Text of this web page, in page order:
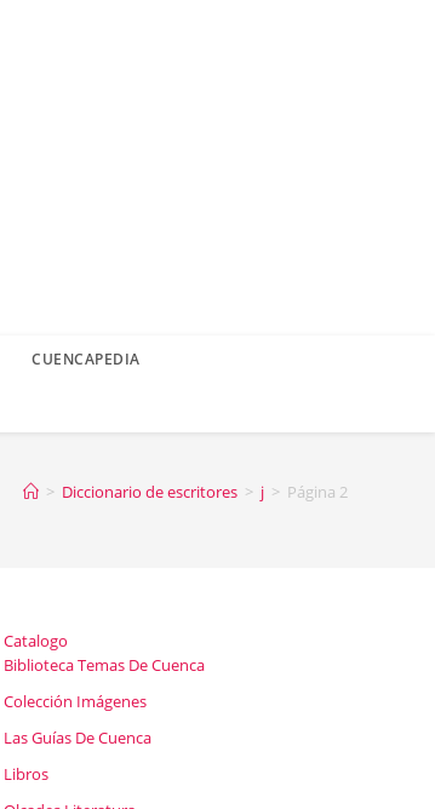
CUENCAPEDIA
> Diccionario de escritores > j > Página 2
Catalogo
Biblioteca Temas De Cuenca
Colección Imágenes
Las Guías De Cuenca
Libros